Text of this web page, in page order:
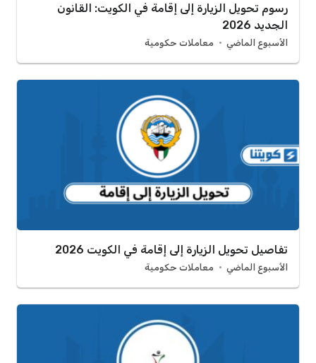
رسوم تحويل الزيارة إلى إقامة في الكويت: القانون
الجديد 2026
الأسبوع الماضي معاملات حكومية
تفاصيل تحويل الزيارة إلى إقامة في الكويت 2026
الأسبوع الماضي معاملات حكومية